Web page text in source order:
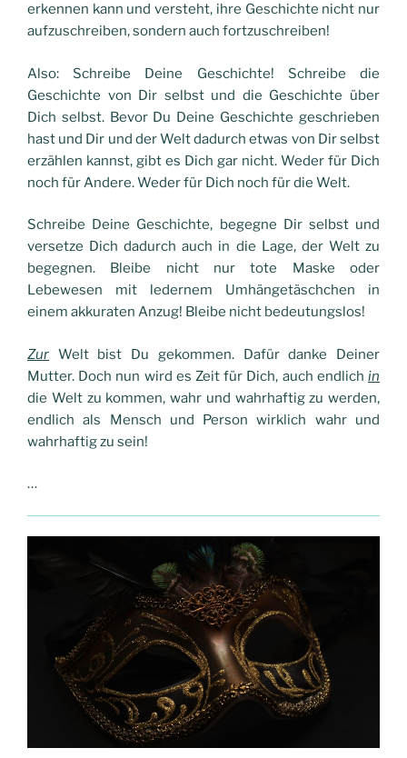
erkennen kann und versteht, ihre Geschichte nicht nur
aufzuschreiben, sondern auch fortzuschreiben!
Also: Schreibe Deine Geschichte! Schreibe die
Geschichte von Dir selbst und die Geschichte über
Dich selbst. Bevor Du Deine Geschichte geschrieben
hast und Dir und der Welt dadurch etwas von Dir selbst
erzählen kannst, gibt es Dich gar nicht. Weder für Dich
noch für Andere. Weder für Dich noch für die Welt.
Schreibe Deine Geschichte, begegne Dir selbst und
versetze Dich dadurch auch in die Lage, der Welt zu
begegnen. Bleibe nicht nur tote Maske oder
Lebewesen mit ledernem Umhängetäschchen in
einem akkuraten Anzug! Bleibe nicht bedeutungslos!
Zur Welt bist Du gekommen. Dafür danke Deiner
Mutter. Doch nun wird es Zeit für Dich, auch endlich in
die Welt zu kommen, wahr und wahrhaftig zu werden,
endlich als Mensch und Person wirklich wahr und
wahrhaftig zu sein!
…